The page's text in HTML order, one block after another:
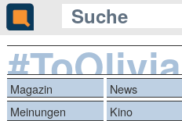
#ToOlivia
Magazin News
Meinungen
Kino